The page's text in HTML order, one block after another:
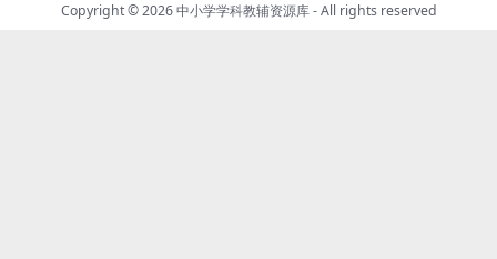
Copyright © 2026中小学学科教辅资源库- All rights reserved